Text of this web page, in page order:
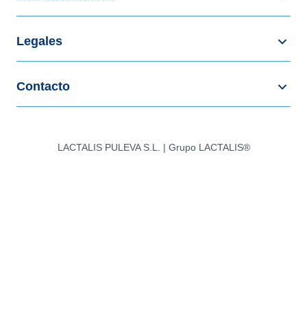
Legales
Contacto
LACTALIS PULEVA S.L. | Grupo LACTALIS®